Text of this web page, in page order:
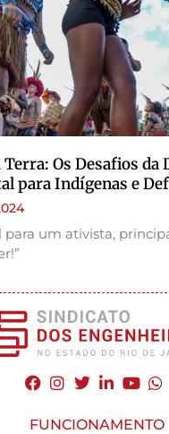
Os Desafios da
para Indígenas e
para um ativista,
FUNCIONAMENTO